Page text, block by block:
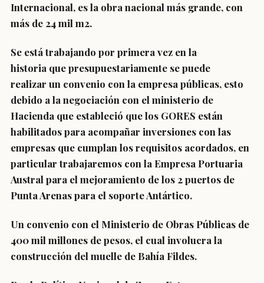
Internacional, es la obra nacional más grande, con
más de 24 mil m2.
Se está trabajando por primera vez en la
historia que presupuestariamente se puede
realizar un convenio con la empresa públicas, esto
debido a la negociación con el ministerio de
Hacienda que estableció que los GORES están
habilitados para acompañar inversiones con las
empresas que cumplan los requisitos acordados, en
particular trabajaremos con la Empresa Portuaria
Austral para el mejoramiento de los 2 puertos de
Punta Arenas para el soporte Antártico.
Un convenio con el Ministerio de Obras Públicas de
400 mil millones de pesos, el cual involucra la
construcción del muelle de Bahía Fildes.